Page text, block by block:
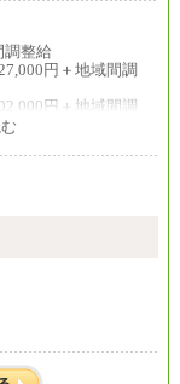
整給
円＋地域間調
円＋地域間調
確認ください。
地域間調整給